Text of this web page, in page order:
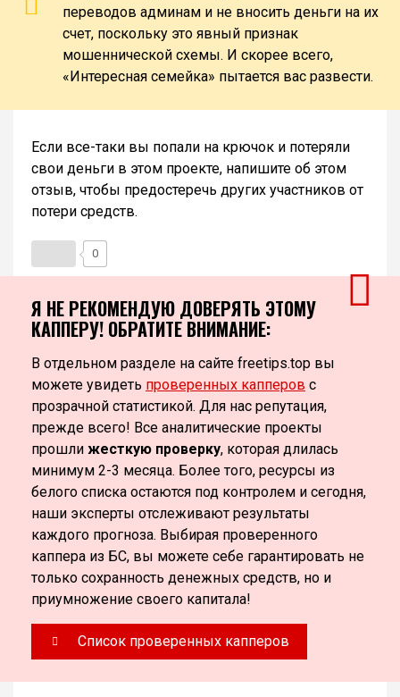
переводов админам и не вносить деньги на их
счет, поскольку это явный признак
мошеннической схемы. И скорее всего,
«Интересная семейка» пытается вас развести.
Если все-таки вы попали на крючок и потеряли
свои деньги в этом проекте, напишите об этом
отзыв, чтобы предостеречь других участников от
потери средств.
0
Я НЕ РЕКОМЕНДУЮ ДОВЕРЯТЬ ЭТОМУ
КАППЕРУ! ОБРАТИТЕ ВНИМАНИЕ:
В отдельном разделе на сайте freetips.top вы
можете увидеть проверенных капперов с
прозрачной статистикой. Для нас репутация,
прежде всего! Все аналитические проекты
прошли жесткую проверку, которая длилась
минимум 2-3 месяца. Более того, ресурсы из
белого списка остаются под контролем и сегодня,
наши эксперты отслеживают результаты
каждого прогноза. Выбирая проверенного
каппера из БС, вы можете себе гарантировать не
только сохранность денежных средств, но и
приумножение своего капитала!
Список проверенных капперов